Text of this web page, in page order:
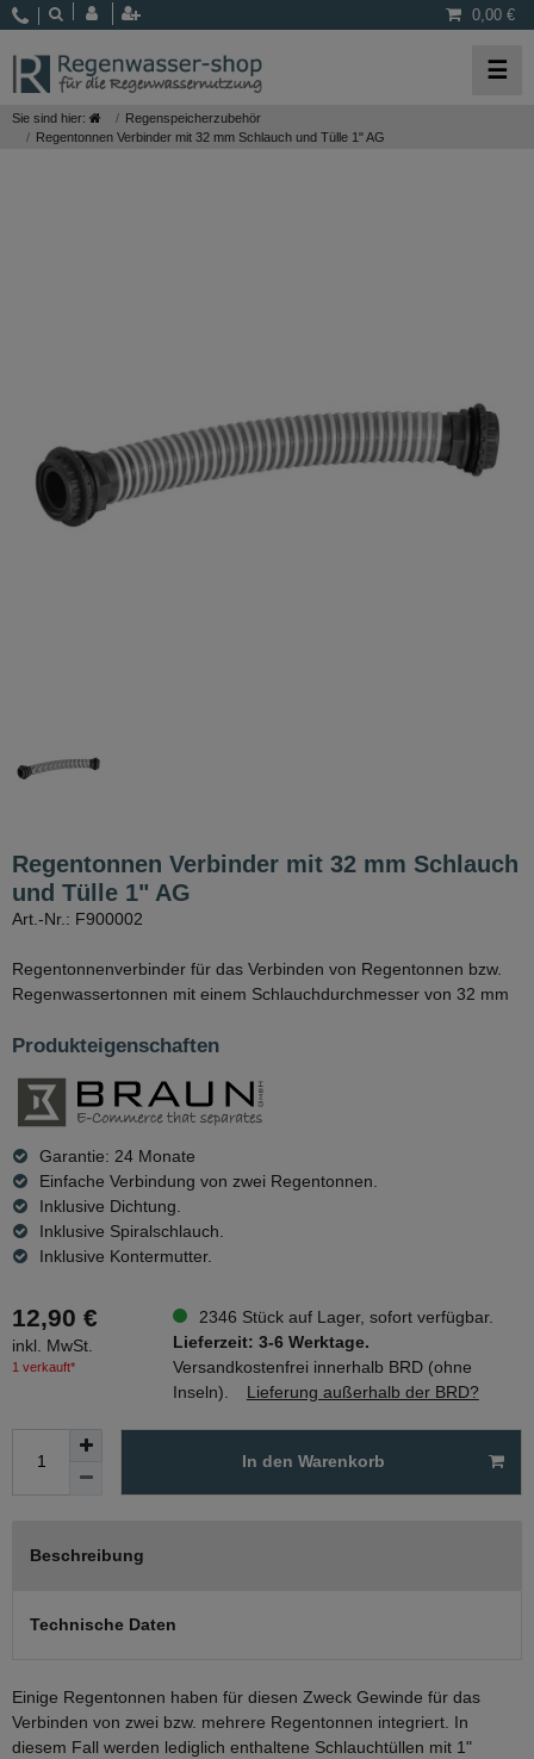
0,00 €
☰
Sie sind hier:
Regenspeicherzubehör
Regentonnen Verbinder mit 32 mm Schlauch und Tülle 1" AG
Regentonnen Verbinder mit 32 mm Schlauch
und Tülle 1" AG
Art.-Nr.: F900002
Regentonnenverbinder für das Verbinden von Regentonnen bzw.
Regenwassertonnen mit einem Schlauchdurchmesser von 32 mm
Produkteigenschaften
Garantie: 24 Monate
Einfache Verbindung von zwei Regentonnen.
Inklusive Dichtung.
Inklusive Spiralschlauch.
Inklusive Kontermutter.
12,90 €
inkl. MwSt.
1 verkauft*
2346 Stück auf Lager, sofort verfügbar.
Lieferzeit: 3-6 Werktage.
Versandkostenfrei innerhalb BRD (ohne
Inseln).
Lieferung außerhalb der BRD?
In den Warenkorb
Beschreibung
Technische Daten
Einige Regentonnen haben für diesen Zweck Gewinde für das
Verbinden von zwei bzw. mehrere Regentonnen integriert. In
diesem Fall werden lediglich enthaltene Schlauchtüllen mit 1"